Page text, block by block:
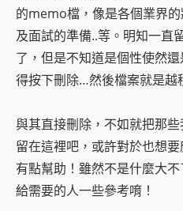
的memo檔，像是各個業界
及面試的準備..等。明知一直
了，但是不知道是個性使然
得按下刪除…然後檔案就是越
與其直接刪除，不如就把那
留在這裡吧，或許對於也想
有點幫助！雖然不是什麼大
給需要的人一些參考唷！